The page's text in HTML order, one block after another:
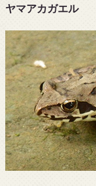
ヤマアカガエル